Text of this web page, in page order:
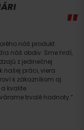
náš produkt
náš obdiv. Sme hrdí,
z jedinečnej
našej práci, viera
k zákazníkom aj
kvalite.
trvalé hodnoty.“